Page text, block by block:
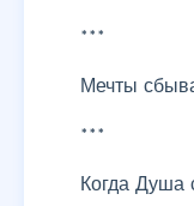
***
Мечты
***
Когда Душа